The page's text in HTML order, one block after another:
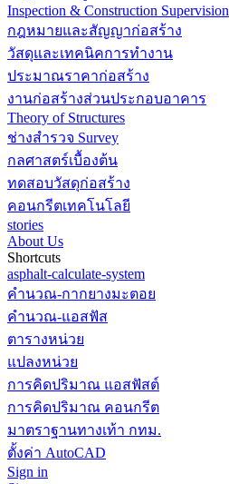
Inspection & Construction Supervision
กฎหมายและสัญญาก่อสร้าง
วัสดุและเทคนิคการทำงาน
ประมาณราคาก่อสร้าง
งานก่อสร้างส่วนประกอบอาคาร
Theory of Structures
ช่างสำรวจ Survey
กลศาสตร์เบื้องต้น
ทดสอบวัสดุก่อสร้าง
คอนกรีตเทคโนโลยี
stories
About Us
Shortcuts
asphalt-calculate-system
คำนวณ-กากยางมะตอย
คำนวณ-แอสฟัส
ตารางหน่วย
แปลงหน่วย
การคิดปริมาณ แอสฟัสต์
การคิดปริมาณ คอนกรีต
มาตราฐานทางเท้า กทม.
ตั้งค่า AutoCAD
Sign in